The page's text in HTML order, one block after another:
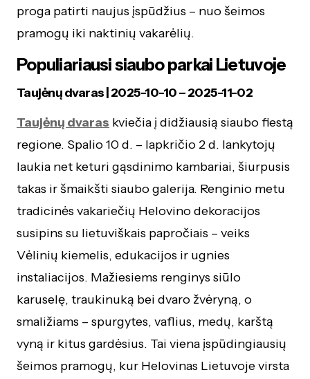
proga patirti naujus įspūdžius – nuo šeimos
pramogų iki naktinių vakarėlių.
Populiariausi siaubo parkai Lietuvoje
Taujėnų dvaras | 2025-10-10 – 2025-11-02
Taujėnų dvaras kviečia į didžiausią siaubo fiestą
regione. Spalio 10 d. – lapkričio 2 d. lankytojų
laukia net keturi gąsdinimo kambariai, šiurpusis
takas ir šmaikšti siaubo galerija. Renginio metu
tradicinės vakariečių Helovino dekoracijos
susipins su lietuviškais papročiais – veiks
Vėlinių kiemelis, edukacijos ir ugnies
instaliacijos. Mažiesiems renginys siūlo
karuselę, traukinuką bei dvaro žvėryną, o
smaližiams – spurgytes, vaflius, medų, karštą
vyną ir kitus gardėsius. Tai viena įspūdingiausių
šeimos pramogų, kur Helovinas Lietuvoje virsta